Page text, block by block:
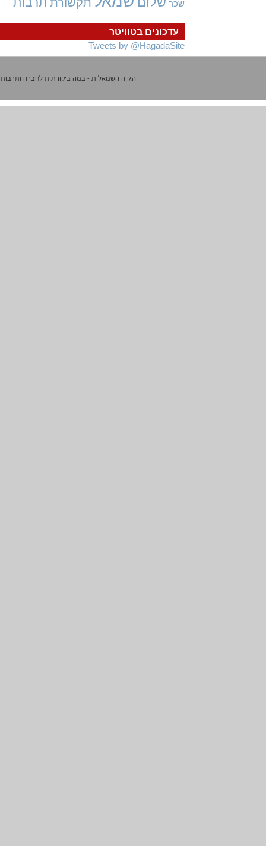
עדכונים בטוויטר
Tweets by @HagadaSite
שכר
הגדה השמאלית - במה ביקורתית לחברה ותרבות